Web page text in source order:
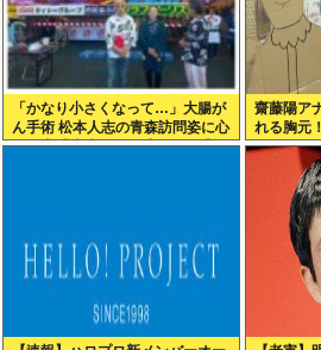
「かなり小さくなって…」大腸が
ん手術 松本人志の青森訪問姿に心
配の声「脂肪のない感じが」「無
齋藤陽ア
れる胸元